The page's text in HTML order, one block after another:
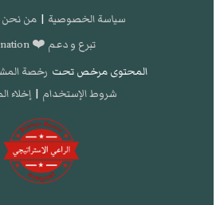
سياسة الخصوصية | من نحن
تبرع و دعم ❤️ donation
المحتوى مرخص تحت رخصة
شروط الإستخدام | إخلاء